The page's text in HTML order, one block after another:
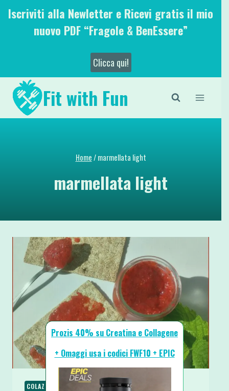
SaltaIscriviti alla Newletter e Ricevi gratis il mio
nuovo PDF “Fragole & BenEssere”
Clicca qui!
Fit with Fun
Home/ marmellata light
marmellata light
COLAZIONE RICETTE
RICETTE BASE
Prozis 40% su Creatina e Collagene
+ Omaggi usa i codici FWF10 + EPIC